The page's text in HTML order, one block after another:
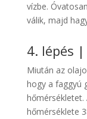
vízbe.
válik, majd
4. lépés |
Miután az
hogy a faggyú
hőmérséklete